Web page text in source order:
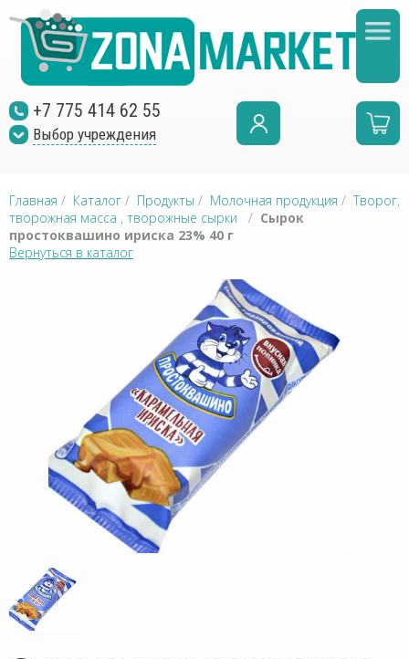
+7 775 414 62 55
Выбор учреждения
Главная / Каталог / Продукты / Молочная продукция / Творог,
творожная масса , творожные сырки
/ Сырок
простоквашино ириска 23% 40 г
Вернуться в каталог